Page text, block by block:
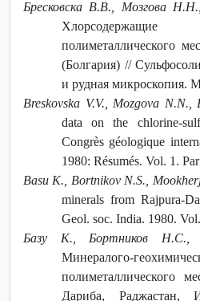
Бресковска В.В., Мозгова
полиметаллического
(Болгария) //
и рудная микроскопия.
Breskovska V.V., Mozgova
data on the chlorine-
Congrès géologique
1980: Résumés. Vol. 1.
Basu K., Bortnikov N.S.,
minerals from Rajpura-
Geol. soc. India. 1980.
Базу К., Бортников
Минералого-
полиметаллического
Дариба,